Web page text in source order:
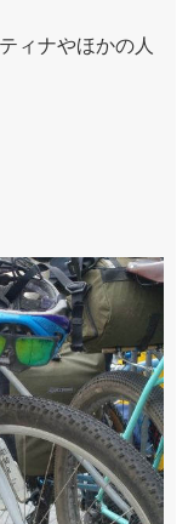
ィナやほかの人